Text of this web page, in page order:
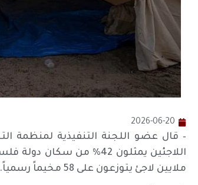
2026-06-20
– قال عضو اللجنة التنفيذية لمنظمة
ملايين لاجئ يتوزعون على 58 مخيماً رسمياً.